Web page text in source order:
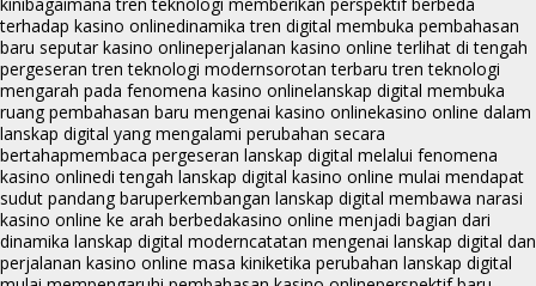
kinibagaimana tren teknologi memberikan perspektif berbeda
terhadap kasino onlinedinamika tren digital membuka pembahasan
baru seputar kasino onlineperjalanan kasino online terlihat di tengah
pergeseran tren teknologi modernsorotan terbaru tren teknologi
mengarah pada fenomena kasino onlinelanskap digital membuka
ruang pembahasan baru mengenai kasino onlinekasino online dalam
lanskap digital yang mengalami perubahan secara
bertahapmembaca pergeseran lanskap digital melalui fenomena
kasino onlinedi tengah lanskap digital kasino online mulai mendapat
sudut pandang baruperkembangan lanskap digital membawa narasi
kasino online ke arah berbedakasino online menjadi bagian dari
dinamika lanskap digital moderncatatan mengenai lanskap digital dan
perjalanan kasino online masa kiniketika perubahan lanskap digital